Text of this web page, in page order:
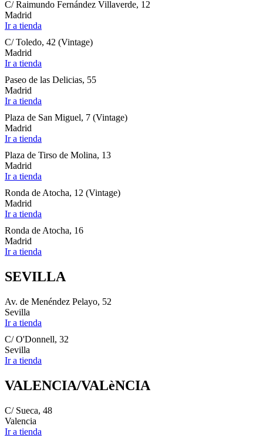
C/ Raimundo Fernández Villaverde, 12
Madrid
Ir a tienda
C/ Toledo, 42 (Vintage)
Madrid
Ir a tienda
Paseo de las Delicias, 55
Madrid
Ir a tienda
Plaza de San Miguel, 7 (Vintage)
Madrid
Ir a tienda
Plaza de Tirso de Molina, 13
Madrid
Ir a tienda
Ronda de Atocha, 12 (Vintage)
Madrid
Ir a tienda
Ronda de Atocha, 16
Madrid
Ir a tienda
SEVILLA
Av. de Menéndez Pelayo, 52
Sevilla
Ir a tienda
C/ O'Donnell, 32
Sevilla
Ir a tienda
VALENCIA/VALèNCIA
C/ Sueca, 48
Valencia
Ir a tienda